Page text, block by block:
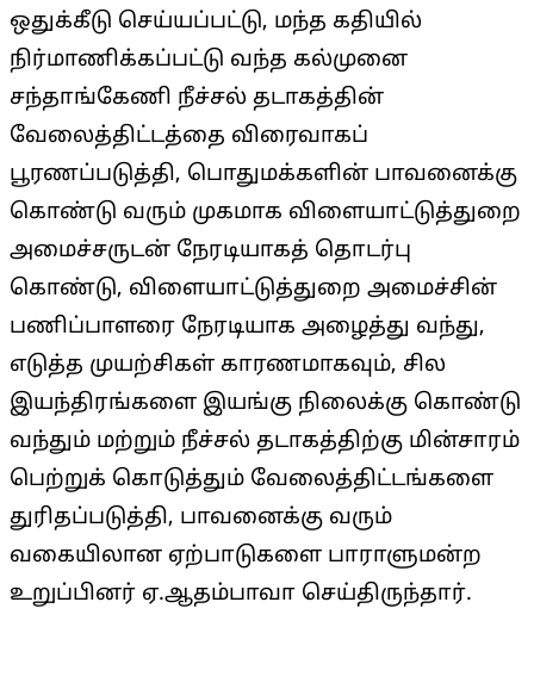
ஒதுக்கீடு செய்யப்பட்டு, மந்த கதியில்
நிர்மாணிக்கப்பட்டு வந்த கல்முனை
சந்தாங்கேணி நீச்சல் தடாகத்தின்
வேலைத்திட்டத்தை விரைவாகப்
பூரணப்படுத்தி, பொதுமக்களின் பாவனைக்கு
கொண்டு வரும் முகமாக விளையாட்டுத்துறை
அமைச்சருடன் நேரடியாகத் தொடர்பு
கொண்டு, விளையாட்டுத்துறை அமைச்சின்
பணிப்பாளரை நேரடியாக அழைத்து வந்து,
எடுத்த முயற்சிகள் காரணமாகவும், சில
இயந்திரங்களை இயங்கு நிலைக்கு கொண்டு
வந்தும் மற்றும் நீச்சல் தடாகத்திற்கு மின்சாரம்
பெற்றுக் கொடுத்தும் வேலைத்திட்டங்களை
துரிதப்படுத்தி, பாவனைக்கு வரும்
வகையிலான ஏற்பாடுகளை பாராளுமன்ற
உறுப்பினர் ஏ.ஆதம்பாவா செய்திருந்தார்.